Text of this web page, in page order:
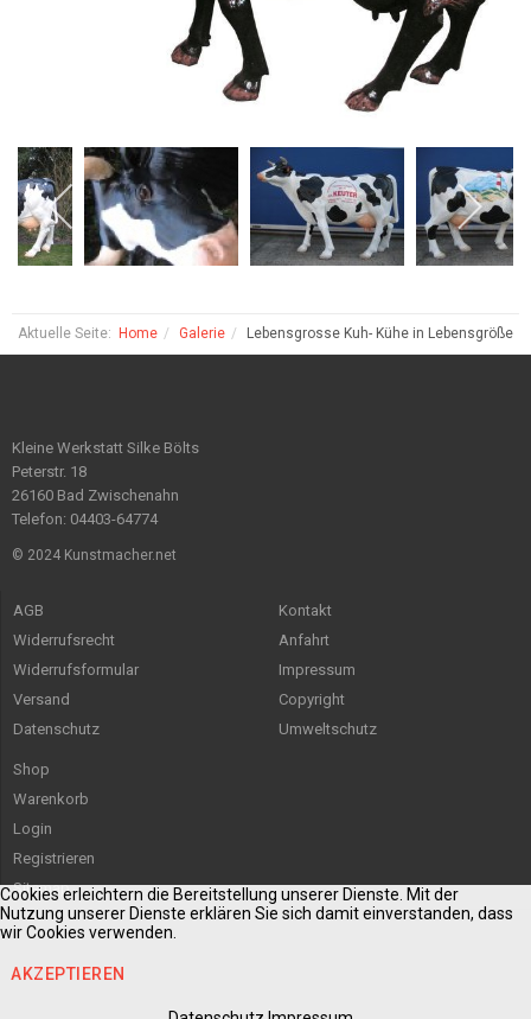
Aktuelle Seite: Home Galerie Lebensgrosse Kuh- Kühe in Lebensgröße
Kleine Werkstatt Silke Bölts
Peterstr. 18
26160 Bad Zwischenahn
Telefon: 04403-64774
© 2024 Kunstmacher.net
AGB
Widerrufsrecht
Widerrufsformular
Versand
Datenschutz
Kontakt
Anfahrt
Impressum
Copyright
Umweltschutz
Shop
Warenkorb
Login
Registrieren
Sitemap
Cookies erleichtern die Bereitstellung unserer Dienste. Mit der
Nutzung unserer Dienste erklären Sie sich damit einverstanden, dass
wir Cookies verwenden.
AKZEPTIEREN